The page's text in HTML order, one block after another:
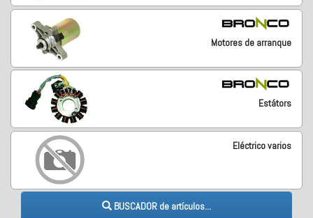
Motores de arranque
Estátors
Eléctrico varios
BUSCADOR de artículos...